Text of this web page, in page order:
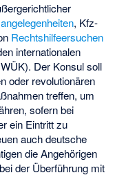
, Kfz-
Rechtshilfeersuchen
internationalen
Der Konsul soll
oder revolutionären
treffen, um
sofern bei
ein Eintritt zu
auch deutsche
die Angehörigen
der Überführung mit